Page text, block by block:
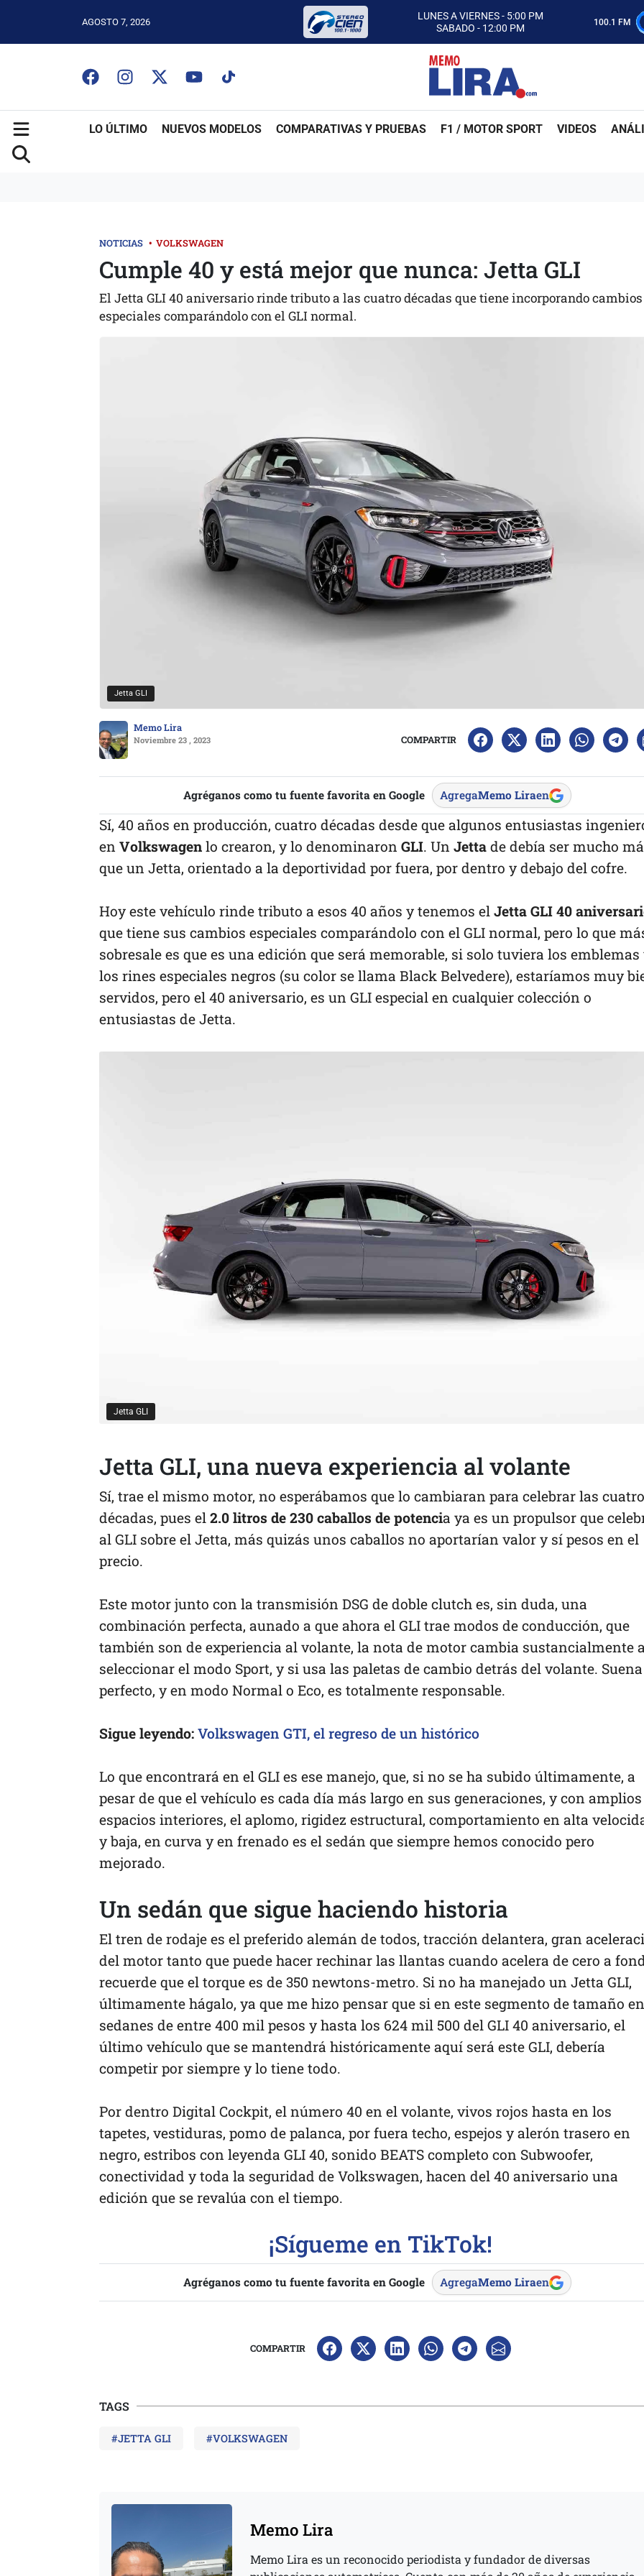
AGOSTO 7, 2026
LUNES A VIERNES - 5:00 PM
SABADO - 12:00 PM
ESCUCHA AUTOS AL CIEN
CON MEMO LIRA Y SU EQUIPO
LUNES A VIERNES - 5:00 PM
SABADO - 12:00 PM
100.1 FM
LO ÚLTIMO NUEVOS MODELOS COMPARATIVAS Y PRUEBAS F1 / MOTOR SPORT VIDEOS
NOTICIAS • VOLKSWAGEN
Cumple 40 y está mejor que nunca: Jetta GLI
El Jetta GLI 40 aniversario rinde tributo a las cuatro décadas que tiene incorporando cambios
especiales comparándolo con el GLI normal.
Jetta GLI
Memo Lira
Noviembre 23 , 2023 COMPARTIR
Agréganos como tu fuente favorita en Google AgregaMemo Liraen
Sí, 40 años en producción, cuatro décadas desde que algunos entusiastas
en Volkswagen lo crearon, y lo denominaron GLI. Un Jetta de debía ser mucho
que un Jetta, orientado a la deportividad por fuera, por dentro y debajo del cofre.
Hoy este vehículo rinde tributo a esos 40 años y tenemos el Jetta GLI 40
que tiene sus cambios especiales comparándolo con el GLI normal, pero lo que
sobresale es que es una edición que será memorable, si solo tuviera los emblemas
los rines especiales negros (su color se llama Black Belvedere), estaríamos muy
servidos, pero el 40 aniversario, es un GLI especial en cualquier colección o
entusiastas de Jetta.
Jetta GLI
Jetta GLI, una nueva experiencia al volante
Sí, trae el mismo motor, no esperábamos que lo cambiaran para celebrar las cuatro
décadas, pues el 2.0 litros de 230 caballos de potencia ya es un propulsor que
al GLI sobre el Jetta, más quizás unos caballos no aportarían valor y sí pesos en el
precio.
Este motor junto con la transmisión DSG de doble clutch es, sin duda, una
combinación perfecta, aunado a que ahora el GLI trae modos de conducción, que
también son de experiencia al volante, la nota de motor cambia sustancialmente
seleccionar el modo Sport, y si usa las paletas de cambio detrás del volante. Suena
perfecto, y en modo Normal o Eco, es totalmente responsable.
Sigue leyendo: Volkswagen GTI, el regreso de un histórico
Lo que encontrará en el GLI es ese manejo, que, si no se ha subido últimamente, a
pesar de que el vehículo es cada día más largo en sus generaciones, y con amplios
espacios interiores, el aplomo, rigidez estructural, comportamiento en alta
y baja, en curva y en frenado es el sedán que siempre hemos conocido pero
mejorado.
Un sedán que sigue haciendo historia
El tren de rodaje es el preferido alemán de todos, tracción delantera, gran
del motor tanto que puede hacer rechinar las llantas cuando acelera de cero a
recuerde que el torque es de 350 newtons-metro. Si no ha manejado un Jetta GLI,
últimamente hágalo, ya que me hizo pensar que si en este segmento de tamaño en
sedanes de entre 400 mil pesos y hasta los 624 mil 500 del GLI 40 aniversario, el
último vehículo que se mantendrá históricamente aquí será este GLI, debería
competir por siempre y lo tiene todo.
Por dentro Digital Cockpit, el número 40 en el volante, vivos rojos hasta en los
tapetes, vestiduras, pomo de palanca, por fuera techo, espejos y alerón trasero en
negro, estribos con leyenda GLI 40, sonido BEATS completo con Subwoofer,
conectividad y toda la seguridad de Volkswagen, hacen del 40 aniversario una
edición que se revalúa con el tiempo.
¡Sígueme en TikTok!
Agréganos como tu fuente favorita en Google AgregaMemo Liraen
COMPARTIR
TAGS
#JETTA GLI #VOLKSWAGEN
Memo Lira
Memo Lira es un reconocido periodista y fundador de diversas